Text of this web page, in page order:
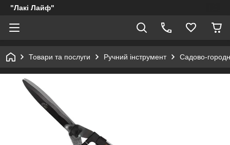
"Лакі Лайф"
Товари та послуги Ручний інструмент Садово-